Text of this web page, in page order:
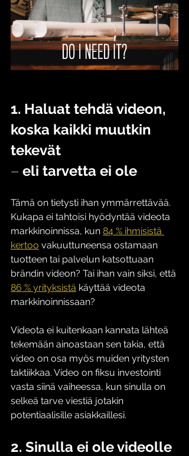
1. Haluat tehdä videon,
koska kaikki muutkin
tekevät
– eli tarvetta ei ole
Tämä on tietysti ihan ymmärrettävää.
Kukapa ei tahtoisi hyödyntää videota
markkinoinnissa, kun 84 % ihmisistä
kertoo vakuuttuneensa ostamaan
tuotteen tai palvelun katsottuaan
brändin videon? Tai ihan vain siksi, että
86 % yrityksistä käyttää videota
markkinoinnissaan?
Videota ei kuitenkaan kannata lähteä
tekemään ainoastaan sen takia, että
video on osa myös muiden yritysten
taktiikkaa. Video on fiksu investointi
vasta siinä vaiheessa, kun sinulla on
selkeä tarve viestiä jotakin
potentiaalisille asiakkaillesi.
2. Sinulla ei ole videolle